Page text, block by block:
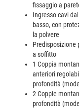
fissaggio a
Ingresso cavi
basso, con
la polvere
Predisposizione
a soffitto
1 Coppia
anteriori
profondità
2 Coppie
profondità